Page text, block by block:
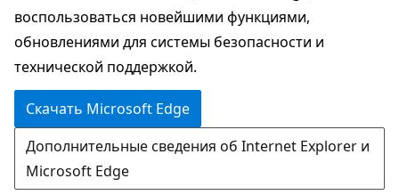
содержимому
воспользоваться новейшими функциями,
обновлениями для системы безопасности и
технической поддержкой.
Скачать Microsoft Edge
Дополнительные сведения об Internet Explorer и
Microsoft Edge